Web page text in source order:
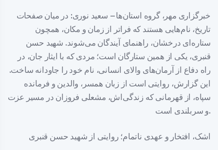
خبرگزاری مهر، گروه استان‌ها – سعید نوری: در میان صفحات
تاریخ، نام‌هایی هستند که فراتر از زمان و مکان، همچون
ستاره‌ای درخشان، راهنمای آیندگان می‌شوند. شهید حسن
قنبری، یکی از همین ستارگان است؛ مردی که با ایثار جان، در
راه دفاع از آرمان‌های والای انسانی، نام خود را جاودانه ساخت.
این گزارش، روایتی است از زبان همسر، والدین و فرمانده
سپاه، از قهرمانی که زندگی‌اش، مشعلی فروزان در مسیر عزت
و سربلندی است.
اشک، افتخار و عهدی ناتمام؛ روایتی از شهید حسن قنبری